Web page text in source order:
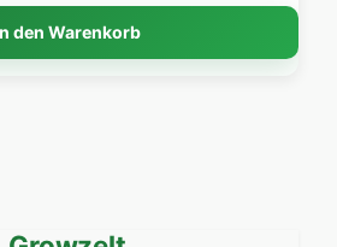
den Warenkorb